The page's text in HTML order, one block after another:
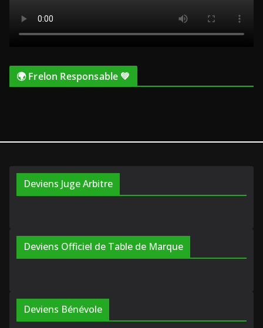
🌍 Frelon Responsable 💚
Deviens Juge Arbitre
Deviens Officiel de Table de Marque
Deviens Bénévole